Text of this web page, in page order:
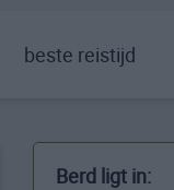
beste reistijd
Berd ligt in: